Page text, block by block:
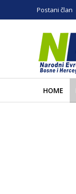
Postani član
HOME